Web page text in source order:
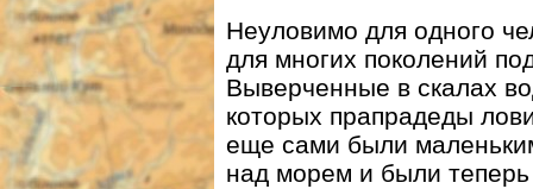
Неуловимо для одного
для многих поколений
Выверченные в скалах
которых прапрадеды
еще сами были
над морем и были